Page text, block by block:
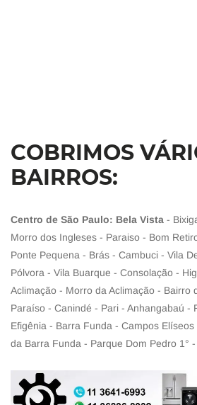
COBRIMOS
BAIRROS:
Centro de São Paulo: Bela Vista -
Morro dos Ingleses - Paraiso - Bom
Ponte Pequena - Brás - Cambuci - Vila
Pólvora - Vila Buarque - Consolação -
Aclimação - Morro da Aclimação - Bairro
Paraíso - Canindé - Pari - Anhangabaú -
Efigênia - Barra Funda - Campos
da Barra Funda - Parque Dom Pedro 1° -